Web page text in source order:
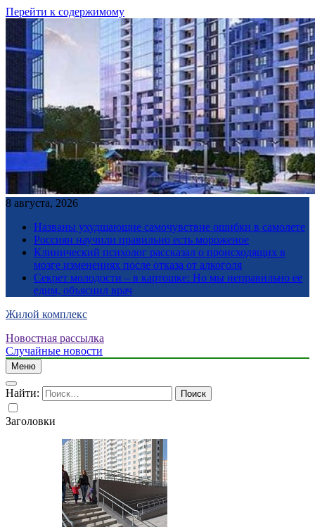
Перейти к содержимому
8 августа, 2026
Названы ухудшающие самочувствие ошибки в самолете
Россиян научили правильно есть мороженое
Клинический психолог рассказал о происходящих в
мозге изменениях после отказа от алкоголя
Секрет молодости – в картошке: Но мы неправильно ее
едим, объяснил врач
Жилой комплекс
Новостная рассылка
Случайные новости
Меню
Найти:
Заголовки